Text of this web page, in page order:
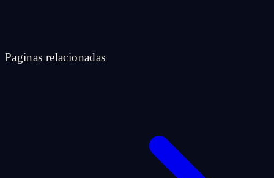
Paginas relacionadas